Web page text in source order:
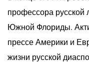
профессора русской
Южной Флориды.
прессе Америки и
жизни русской